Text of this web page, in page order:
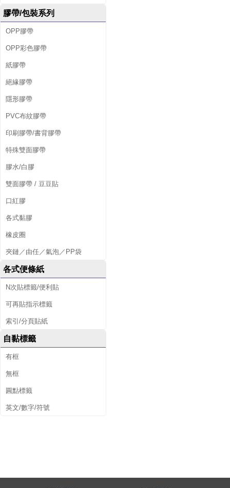
膠帶/包裝系列
OPP膠帶
OPP彩色膠帶
紙膠帶
絕緣膠帶
隱形膠帶
PVC布紋膠帶
印刷膠帶/書背膠帶
特殊雙面膠帶
膠水/白膠
雙面膠帶 / 豆豆貼
口紅膠
各式黏膠
橡皮圈
夾鏈／由任／氣泡／PP袋
各式便條紙
N次貼標籤/便利貼
可再貼指示標籤
索引/分頁貼紙
自黏標籤
有框
無框
圓點標籤
英文/數字/符號